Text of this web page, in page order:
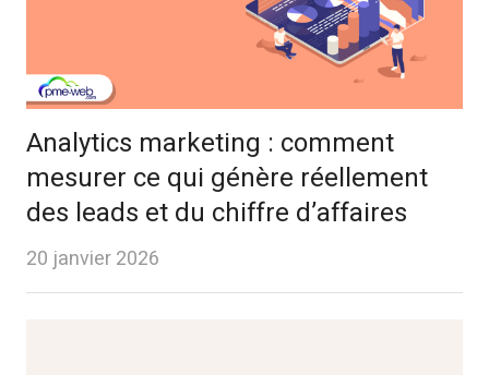
Analytics marketing : comment
mesurer ce qui génère réellement
des leads et du chiffre d’affaires
20 janvier 2026